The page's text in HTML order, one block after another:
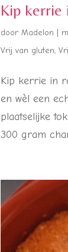
Kip kerrie
doorMadelon
Vrij van gluten,
Kip kerrie in
en wèl een
plaatselijke
300 gram